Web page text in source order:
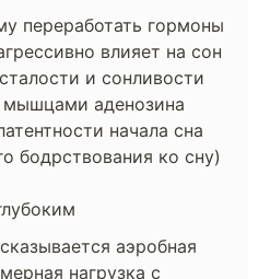
переработать гормоны
влияет на сон
и сонливости
мышцами аденозина
начала сна
бодрствования ко сну)
аэробная
нагрузка с